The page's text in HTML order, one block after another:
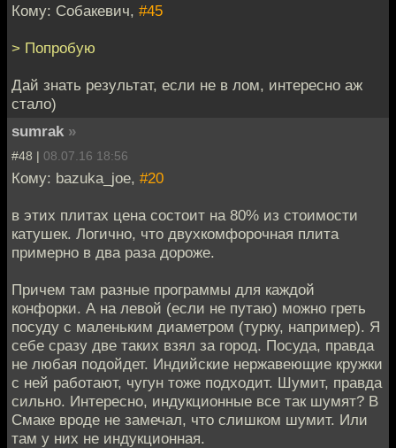
Кому: Собакевич, #45
> Попробую
Дай знать результат, если не в лом, интересно аж
стало)
sumrаk »
#48 | 08.07.16 18:56
Кому: bazuka_joe, #20
в этих плитах цена состоит на 80% из стоимости
катушек. Логично, что двухкомфорочная плита
примерно в два раза дороже.
Причем там разные программы для каждой
конфорки. А на левой (если не путаю) можно греть
посуду с маленьким диаметром (турку, например). Я
себе сразу две таких взял за город. Посуда, правда
не любая подойдет. Индийские нержавеющие кружки
с ней работают, чугун тоже подходит. Шумит, правда
сильно. Интересно, индукционные все так шумят? В
Смаке вроде не замечал, что слишком шумит. Или
там у них не индукционная.